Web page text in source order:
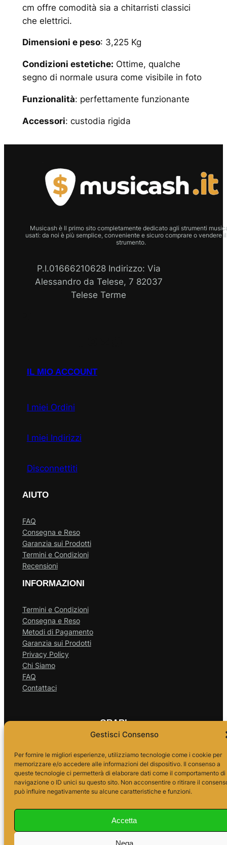
Gestisci Consenso
Per fornire le migliori esperienze, utilizziamo tecnologie come i cookie per
memorizzare e/o accedere alle informazioni del dispositivo. Il consenso a
queste tecnologie ci permetterà di elaborare dati come il comportamento di
navigazione o ID unici su questo sito. Non acconsentire o ritirare il
può influire negativamente su alcune caratteristiche e funzioni.
Accetta
Nega
cm offre comodità sia a chitarristi classici
che elettrici.
Dimensioni e peso: 3,225 Kg
Condizioni estetiche: Ottime, qualche
segno di normale usura come visibile in foto
Funzionalità: perfettamente funzionante
Accessori: custodia rigida
Musicash è Il primo sito completamente dedicato agli strumenti
usati: da noi è più semplice, conveniente e sicuro comprare o vendere
strumento.
P.I.01666210628 Indirizzo: Via
Alessandro da Telese, 7 82037
Telese Terme
IL MIO ACCOUNT
I miei Ordini
I miei Indirizzi
Disconnettiti
AIUTO
FAQ
Consegna e Reso
Garanzia sui Prodotti
Termini e Condizioni
Recensioni
INFORMAZIONI
Termini e Condizioni
Consegna e Reso
Metodi di Pagamento
Garanzia sui Prodotti
Privacy Policy
Chi Siamo
FAQ
Contattaci
ORARI
Lun – Ven
10.00 – 18.00